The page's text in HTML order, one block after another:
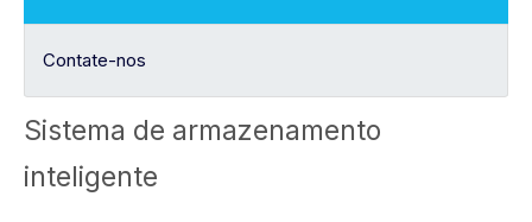
Contate-nos
Sistema de armazenamento
inteligente